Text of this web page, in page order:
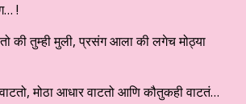
!
की तुम्ही मुली, प्रसंग आला की लगेच मोठ्या
मोठा आधार वाटतो आणि कौतुकही वाटतं…